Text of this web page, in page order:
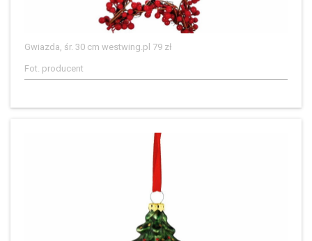
Gwiazda, śr. 30 cm westwing.pl 79 zł
Fot. producent